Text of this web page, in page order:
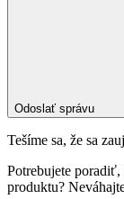
Odoslať správu
Tešíme sa, že sa
Potrebujete
produktu?